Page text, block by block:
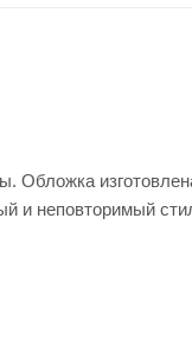
Обложка
и неповторимый